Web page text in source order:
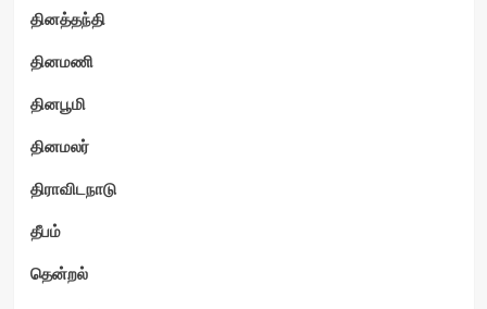
தினத்தந்தி
தினமணி
தினபூமி
தினமலர்
திராவிடநாடு
தீபம்
தென்றல்